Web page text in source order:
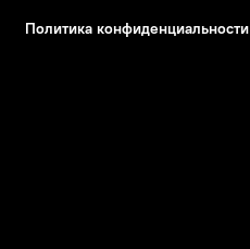
Политика конфиденциальности